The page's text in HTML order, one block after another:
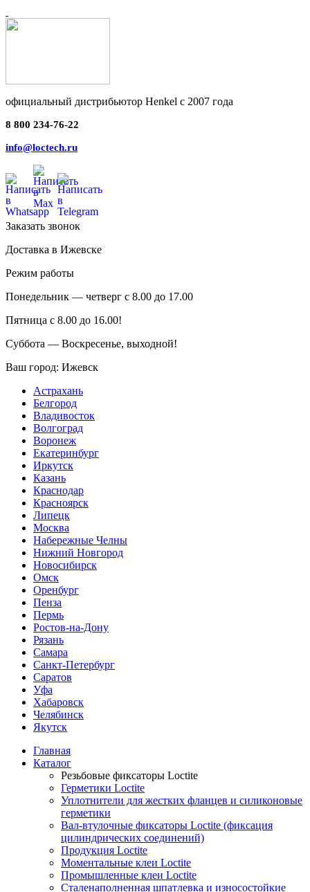
официальный дистрибьютор Henkel с 2007 года
8 800 234-76-22
info@loctech.ru
Заказать звонок
Доставка в Ижевске
Режим работы
Понедельник — четверг с 8.00 до 17.00
Пятница с 8.00 до 16.00!
Суббота — Воскресенье, выходной!
Ваш город: Ижевск
Астрахань
Белгород
Владивосток
Волгоград
Воронеж
Екатеринбург
Иркутск
Казань
Краснодар
Красноярск
Липецк
Москва
Набережные Челны
Нижний Новгород
Новосибирск
Омск
Оренбург
Пенза
Пермь
Ростов-на-Дону
Рязань
Самара
Санкт-Петербург
Саратов
Уфа
Хабаровск
Челябинск
Якутск
Главная
Каталог
Резьбовые фиксаторы Loctite
Герметики Loctite
Уплотнители для жестких фланцев и силиконовые
герметики
Вал-втулочные фиксаторы Loctite (фиксация
цилиндрических соединений)
Продукция Loctite
Моментальные клеи Loctite
Промышленные клеи Loctite
Сталенаполненная шпатлевка и износостойкие